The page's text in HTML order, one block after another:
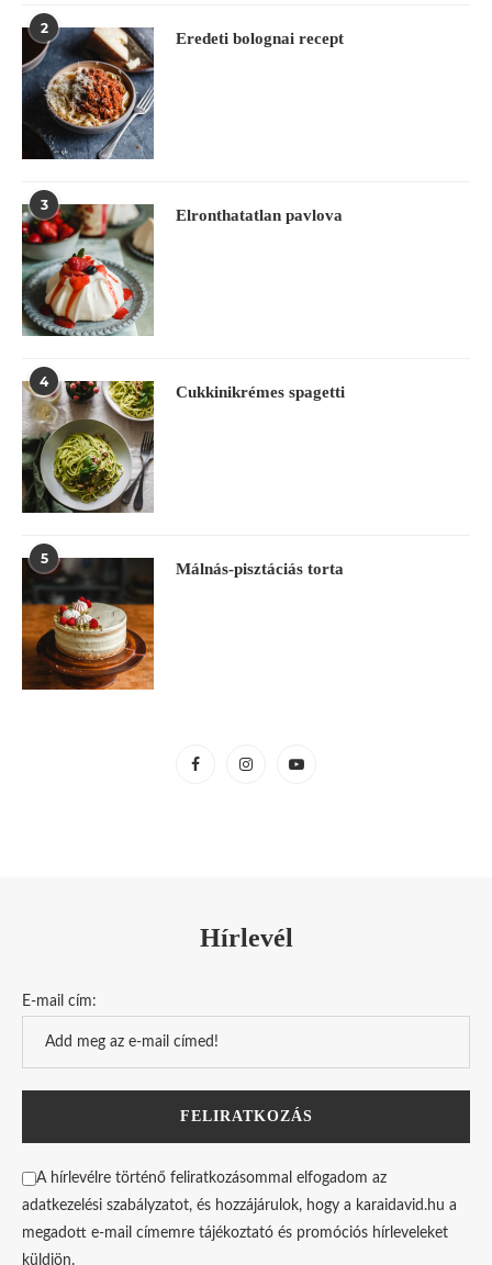
2
Eredeti bolognai recept
3
Elronthatatlan pavlova
4
Cukkinikrémes spagetti
5
Málnás-pisztáciás torta
Hírlevél
E-mail cím:
A hírlevélre történő feliratkozásommal elfogadom az
adatkezelési szabályzatot, és hozzájárulok, hogy a karaidavid.hu a
megadott e-mail címemre tájékoztató és promóciós hírleveleket
küldjön.